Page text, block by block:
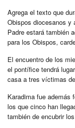
Agrega el texto que
Obispos diocesanos y
Padre estará también
para los Obispos,
El encuentro de los
el pontífice tendrá
casa a tres víctimas
Karadima fue además
los que cinco han
también de encubrir